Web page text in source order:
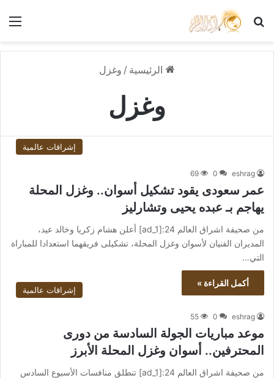
بحث عن
الرئيسية / وغزل
وغزل
إشراقات عالمية
eshrag
0
69
عمر سعودى يقود تشكيل أسوان.. وغزل المحلة
يهاجم بـ عبده يحيى وتشارليز
من صحيفة اشراق العالم 24:[ad_1] أعلن هشام زكريا وخالد عيد،
المديران الفنيان لأسوان وغزل المحلة، تشكيلى فريقهما استعدادا للمباراة
التي…
أكمل القراءة »
إشراقات عالمية
eshrag
0
55
موعد مباريات الجولة السادسة من دورى
المحترفين.. أسوان وغزل المحلة الأبرز
من صحيفة اشراق العالم 24:[ad_1] تنطلق منافسات الأسبوع السادس